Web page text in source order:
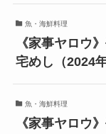
魚・海鮮料理
《家事ヤロウ
宅めし（2024
魚・海鮮料理
《家事ヤロウ